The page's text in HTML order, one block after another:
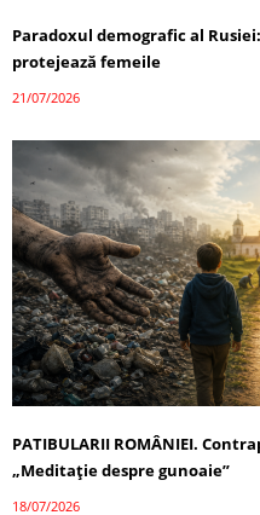
Paradoxul demografic al
protejează femeile
21/07/2026
PATIBULARII ROMÂNIEI.
„Meditație despre gunoaie”
18/07/2026